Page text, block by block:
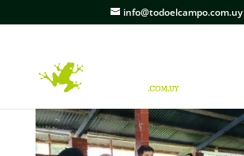
info@todoelcampo.com.uy